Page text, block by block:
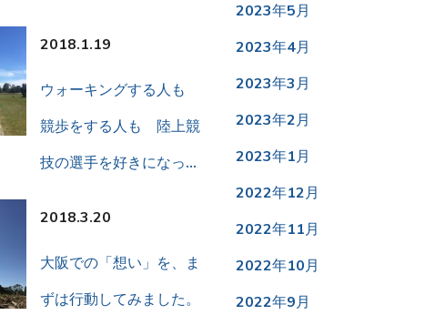
2018.1.19
ウォーキングする人も
競歩をする人も 陸上競
技の選手を好きになっ…
2018.3.20
大阪での「想い」を、ま
ずは行動してみました。
2023年5月
2023年4月
2023年3月
2023年2月
2023年1月
2022年12月
2022年11月
2022年10月
2022年9月